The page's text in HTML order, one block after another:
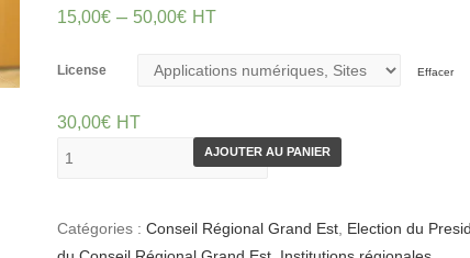
15,00€– 50,00€ HT
License Effacer
30,00€ HT
AJOUTER AU PANIER
Catégories : Conseil Régional Grand Est, Election du